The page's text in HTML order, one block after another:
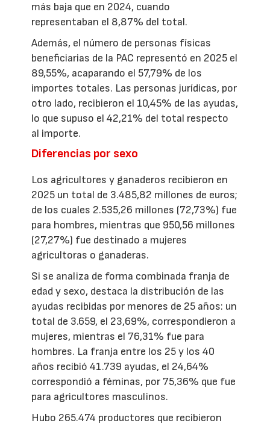
más baja que en 2024, cuando
representaban el 8,87% del total.
Además, el número de personas físicas
beneficiarias de la PAC representó en 2025 el
89,55%, acaparando el 57,79% de los
importes totales. Las personas jurídicas, por
otro lado, recibieron el 10,45% de las ayudas,
lo que supuso el 42,21% del total respecto
al importe.
Diferencias por sexo
Los agricultores y ganaderos recibieron en
2025 un total de 3.485,82 millones de euros;
de los cuales 2.535,26 millones (72,73%) fue
para hombres, mientras que 950,56 millones
(27,27%) fue destinado a mujeres
agricultoras o ganaderas.
Si se analiza de forma combinada franja de
edad y sexo, destaca la distribución de las
ayudas recibidas por menores de 25 años: un
total de 3.659, el 23,69%, correspondieron a
mujeres, mientras el 76,31% fue para
hombres. La franja entre los 25 y los 40
años recibió 41.739 ayudas, el 24,64%
correspondió a féminas, por 75,36% que fue
para agricultores masculinos.
Hubo 265.474 productores que recibieron